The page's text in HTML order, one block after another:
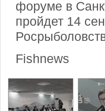
форуме в
пройдет 14
Fishnews